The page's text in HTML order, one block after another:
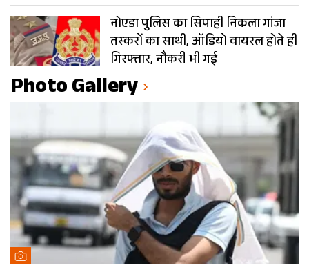
नोएडा पुलिस का सिपाही निकला गांजा
तस्करों का साथी, ऑडियो वायरल होते ही
गिरफ्तार, नौकरी भी गई
Photo Gallery